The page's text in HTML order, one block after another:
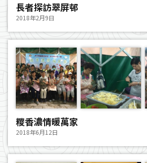
長者探訪翠屏邨
2018年2月9日
糭香濃情暖萬家
2018年6月12日